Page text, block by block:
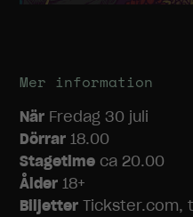
Mer information
När Fredag 30 juli
Dörrar 18.00
Stagetime ca 20.00
Ålder 18+
Biljetter Tickster.com,